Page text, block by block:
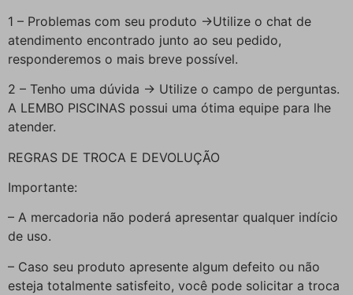
1 – Problemas com seu produto ->Utilize o chat de
atendimento encontrado junto ao seu pedido,
responderemos o mais breve possível.
2 – Tenho uma dúvida -> Utilize o campo de perguntas.
A LEMBO PISCINAS possui uma ótima equipe para lhe
atender.
REGRAS DE TROCA E DEVOLUÇÃO
Importante:
– A mercadoria não poderá apresentar qualquer indício
de uso.
– Caso seu produto apresente algum defeito ou não
esteja totalmente satisfeito, você pode solicitar a troca